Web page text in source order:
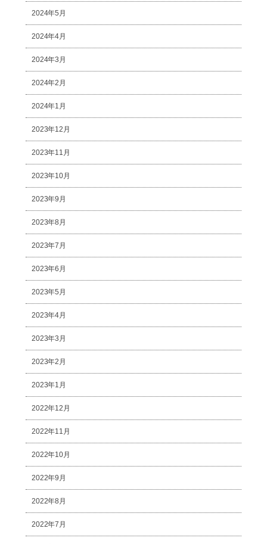
2024年5月
2024年4月
2024年3月
2024年2月
2024年1月
2023年12月
2023年11月
2023年10月
2023年9月
2023年8月
2023年7月
2023年6月
2023年5月
2023年4月
2023年3月
2023年2月
2023年1月
2022年12月
2022年11月
2022年10月
2022年9月
2022年8月
2022年7月